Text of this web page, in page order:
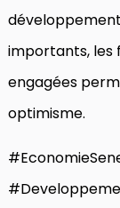
importants, les
engagées
optimisme.